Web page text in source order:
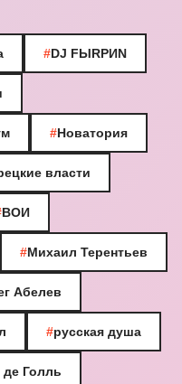
#DJ FЫRРИN
#Новатория
власти
ВОИ
#Михаил Терентьев
Абелев
#русская душа
де Голль